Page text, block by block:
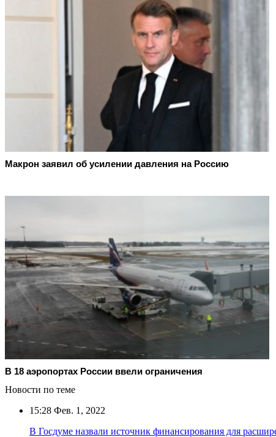
Макрон заявил об усилении давления на Россию
В 18 аэропортах России ввели ограничения
Новости по теме
15:28 Фев. 1, 2022
В Госдуме назвали источник финансирования для